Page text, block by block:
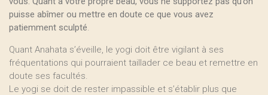
puisse abîmer ou mettre en doute ce que vous avez
patiemment sculpté.
Quant Anahata s’éveille, le yogi doit être vigilant à ses
fréquentations qui pourraient taillader ce beau et remettre en
doute ses facultés.
Le yogi se doit de rester impassible et s’établir plus que